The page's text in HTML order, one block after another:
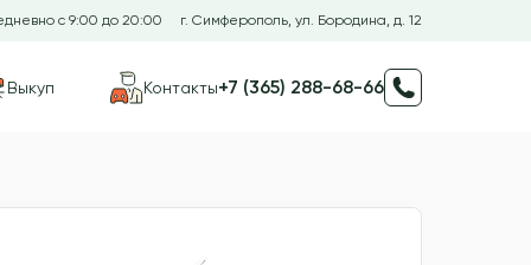
с 9:00 до 20:00 г. Симферополь, ул. Бородина, д. 12
Выкуп Контакты+7 (365) 288-68-66